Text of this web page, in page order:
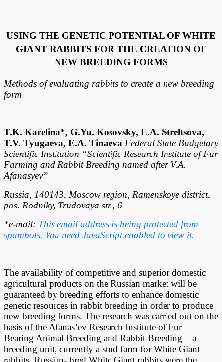
USING THE GENETIC POTENTIAL OF WHITE
GIANT RABBITS FOR THE CREATION OF
NEW BREEDING FORMS
Methods of evaluating rabbits to create a new breeding
form
T.K. Karelina*, G.Yu. Kosovsky, E.A. Streltsova,
T.V. Tyugaeva, E.A. Tinaeva Federal State Budgetary
Scientific Institution “Scientific Research Institute of Fur
Farming and Rabbit Breeding named after V.A.
Afanasyev”
Russia, 140143, Moscow region, Ramenskoye district,
pos. Rodniky, Trudovaya str., 6
*e-mail: This email address is being protected from
spambots. You need JavaScript enabled to view it.
The availability of competitive and superior domestic
agricultural products on the Russian market will be
guaranteed by breeding efforts to enhance domestic
genetic resources in rabbit breeding in order to produce
new breeding forms. The research was carried out on the
basis of the Afanas’ev Research Institute of Fur –
Bearing Animal Breeding and Rabbit Breeding – a
breeding unit, currently a stud farm for White Giant
rabbits. Russian- bred White Giant rabbits were the